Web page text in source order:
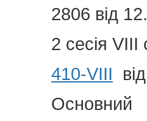
2806 від
2 сесія VIII
410-VIII
Основний